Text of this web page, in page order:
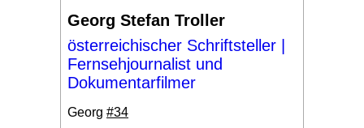
Georg Stefan Troller
österreichischer Schriftsteller |
Fernsehjournalist und
Dokumentarfilmer
Georg #34